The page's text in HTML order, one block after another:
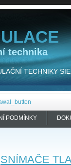
technika
TECHNIKY
PODMÍNKY
SNÍMAČE